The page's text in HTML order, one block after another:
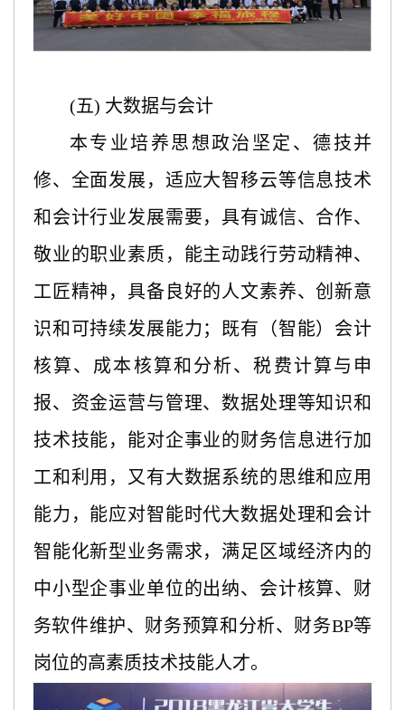
(五) 大数据与会计
本专业培养思想政治坚定、德技并
修、全面发展，适应大智移云等信息技术
和会计行业发展需要，具有诚信、合作、
敬业的职业素质，能主动践行劳动精神、
工匠精神，具备良好的人文素养、创新意
识和可持续发展能力；既有（智能）会计
核算、成本核算和分析、税费计算与申
报、资金运营与管理、数据处理等知识和
技术技能，能对企事业的财务信息进行加
工和利用，又有大数据系统的思维和应用
能力，能应对智能时代大数据处理和会计
智能化新型业务需求，满足区域经济内的
中小型企事业单位的出纳、会计核算、财
务软件维护、财务预算和分析、财务BP等
岗位的高素质技术技能人才。